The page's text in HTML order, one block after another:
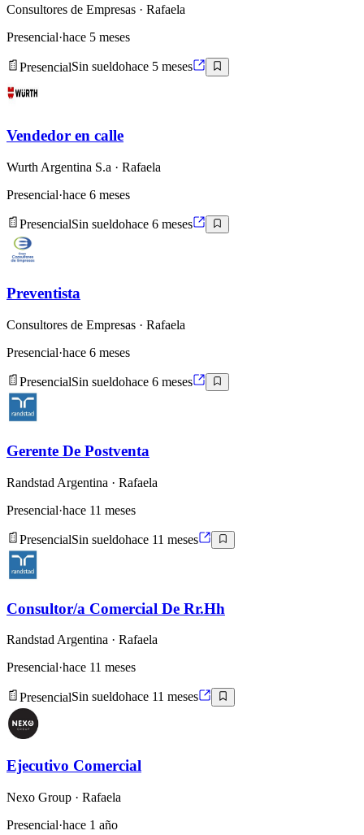
Consultores de Empresas · Rafaela
Presencial·hace 5 meses
PresencialSin sueldohace 5 meses
Vendedor en calle
Wurth Argentina S.a · Rafaela
Presencial·hace 6 meses
PresencialSin sueldohace 6 meses
Preventista
Consultores de Empresas · Rafaela
Presencial·hace 6 meses
PresencialSin sueldohace 6 meses
Gerente De Postventa
Randstad Argentina · Rafaela
Presencial·hace 11 meses
PresencialSin sueldohace 11 meses
Consultor/a Comercial De Rr.Hh
Randstad Argentina · Rafaela
Presencial·hace 11 meses
PresencialSin sueldohace 11 meses
Ejecutivo Comercial
Nexo Group · Rafaela
Presencial·hace 1 año